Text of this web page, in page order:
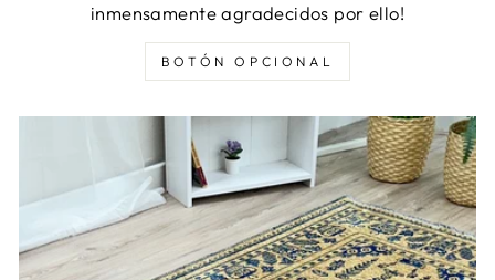
inmensamente agradecidos por ello!
BOTÓN OPCIONAL